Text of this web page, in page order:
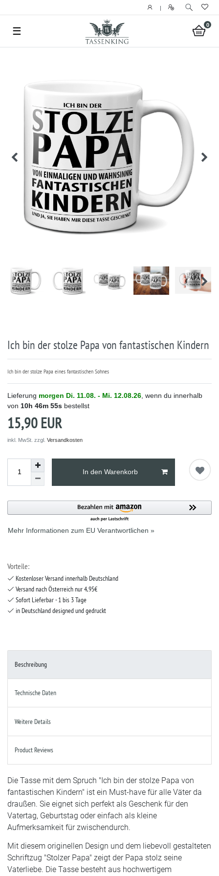
|
0
☰
Ich bin der stolze Papa von fantastischen Kindern
Ich bin der stolze Papa eines fantastischen Sohnes
Lieferung morgen Di. 11.08. - Mi. 12.08.26 , wenn du innerhalb
von 10h 46m 55s bestellst
15,90 EUR
inkl. MwSt. zzgl. Versandkosten
In den Warenkorb
Mehr Informationen zum EU Verantwortlichen »
Vorteile:
Kostenloser Versand innerhalb Deutschland
Versand nach Österreich nur 4,95€
Sofort Lieferbar - 1 bis 3 Tage
in Deutschland designed und gedruckt
Beschreibung
Technische Daten
Weitere Details
Product Reviews
Die Tasse mit dem Spruch "Ich bin der stolze Papa von
fantastischen Kindern" ist ein Must-have für alle Väter da
draußen. Sie eignet sich perfekt als Geschenk für den
Vatertag, Geburtstag oder einfach als kleine
Aufmerksamkeit für zwischendurch.
Mit diesem originellen Design und dem liebevoll gestalteten
Schriftzug "Stolzer Papa" zeigt der Papa stolz seine
Vaterliebe. Die Tasse besteht aus hochwertigem